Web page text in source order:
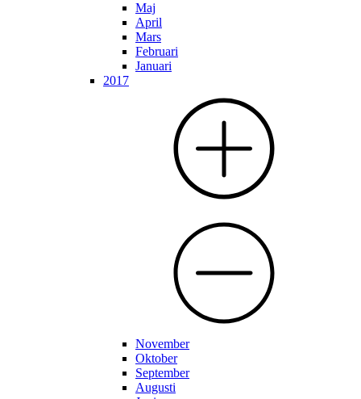
Maj
April
Mars
Februari
Januari
2017
November
Oktober
September
Augusti